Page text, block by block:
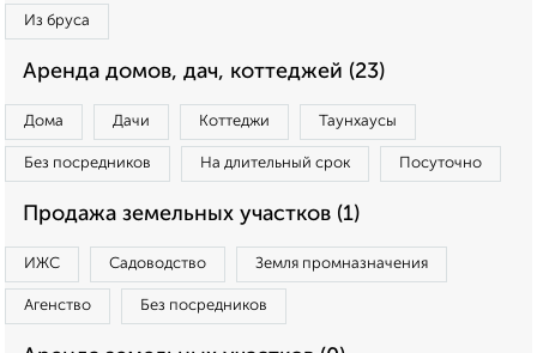
Из бруса
Аренда домов, дач, коттеджей (23)
Дома Дачи Коттеджи Таунхаусы
Без посредников На длительный срок Посуточно
Продажа земельных участков (1)
ИЖС Садоводство Земля промназначения
Агенство Без посредников